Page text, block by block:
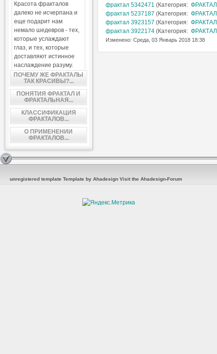
Красота фракталов
далеко не исчерпана и
еще подарит нам
немало шедевров - тех,
которые услаждают
глаз, и тех, которые
доставляют истинное
наслаждение разуму.
ПОЧЕМУ ЖЕ ФРАКТАЛЫ
ТАК КРАСИВЫ?...
ПОНЯТИЯ ФРАКТАЛ И
ФРАКТАЛЬНАЯ...
КЛАССИФИКАЦИЯ
ФРАКТАЛОВ...
О ПРИМЕНЕНИИ
ФРАКТАЛОВ...
фрактал 5342471 (Категория:
фрактал 5237187 (Категория:
фрактал 3923157 (Категория:
фрактал 3922174 (Категория:
Изменено: Среда, 03 Январь 2018 18:38
unregistered template Template by Ahadesign Visit the Ahadesign-Forum